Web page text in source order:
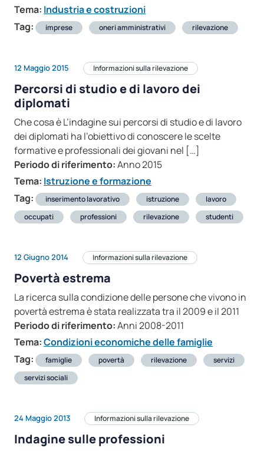
Tema: Industria e costruzioni
Tag:
imprese oneri amministrativi rilevazione
12 Maggio 2015 Informazioni sulla rilevazione
Percorsi di studio e di lavoro dei
diplomati
Che cosa è L’indagine sui percorsi di studio e di lavoro
dei diplomati ha l’obiettivo di conoscere le scelte
formative e professionali dei giovani nel […]
Periodo di riferimento:Anno 2015
Tema: Istruzione e formazione
Tag:
inserimento lavorativo istruzione
lavoro
occupati
professioni rilevazione studenti
12 Giugno 2014 Informazioni sulla rilevazione
Povertà estrema
La ricerca sulla condizione delle persone che vivono in
povertà estrema è stata realizzata tra il 2009 e il 2011
Periodo di riferimento:Anni 2008-2011
Tema:Condizioni economiche delle famiglie
Tag:
famiglie povertà rilevazione
servizi
servizi sociali
24 Maggio 2013 Informazioni sulla rilevazione
Indagine sulle professioni